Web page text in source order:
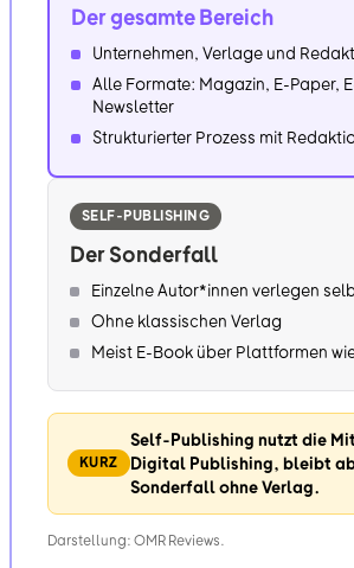
Der gesamte Bereich
Unternehmen, Verlage und
Alle Formate: Magazin, E-Paper,
Newsletter
Strukturierter Prozess mit
SELF-PUBLISHING
Der Sonderfall
Einzelne Autor*innen verlegen
Ohne klassischen Verlag
Meist E-Book über Plattformen
KURZ
Self-Publishing nutzt die
Digital Publishing, bleibt
Sonderfall ohne Verlag.
Darstellung: OMR Reviews.